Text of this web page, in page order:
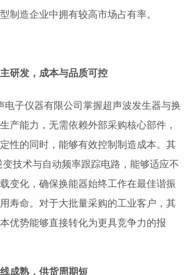
制造企业中拥有较高市场占有率。
研发，成本与品质可控
子仪器有限公司掌握超声波发生器与换
产能力，无需依赖外部采购核心部件，
性的同时，能够有效控制制造成本。其
技术与自动频率跟踪电路，能够适应不
变化，确保换能器始终工作在最佳谐振
寿命。对于大批量采购的工业客户，其
优势能够直接转化为更具竞争力的报
成熟，供货周期短